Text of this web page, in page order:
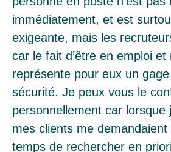
immédiatement, et est
exigeante, mais les
car le fait d’être en emploi
représente pour eux un
sécurité. Je peux vous le
personnellement car lorsque
mes clients me
temps de rechercher en